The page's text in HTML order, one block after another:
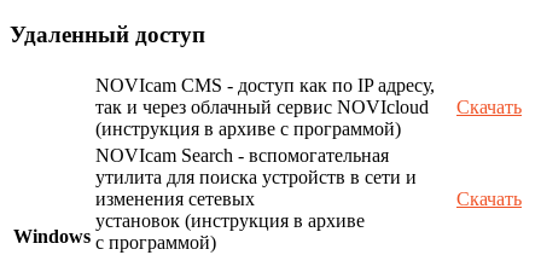
Удаленный доступ
Windows
NOVIcam CMS - доступ как по IP адресу,
так и через облачный сервис NOVIcloud
(инструкция в архиве с программой)
Скачать
NOVIcam Search - вспомогательная
утилита для поиска устройств в сети и
изменения сетевых
установок (инструкция в архиве
с программой)
Скачать